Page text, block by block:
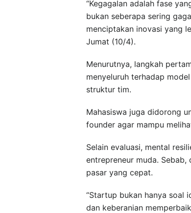
“Kegagalan adalah fase
bukan seberapa sering
menciptakan inovasi yang
Jumat (10/4).
Menurutnya, langkah
menyeluruh terhadap
struktur tim.
Mahasiswa juga didorong
founder agar mampu
Selain evaluasi, mental
entrepreneur muda.
pasar yang cepat.
“Startup bukan hanya soal
dan keberanian